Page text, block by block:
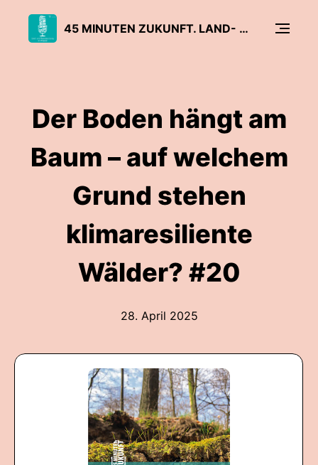
45 MINUTEN ZUKUNFT. LAND- UND MEERESNUTZUNG IM WANDEL
Der Boden hängt am
Baum – auf welchem
Grund stehen
klimaresiliente
Wälder? #20
28. April 2025